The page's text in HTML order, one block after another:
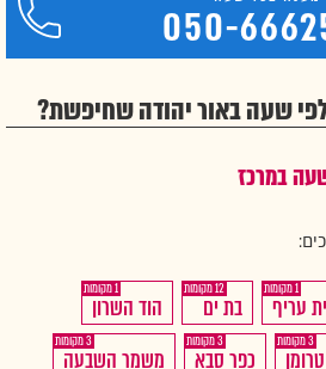
050-
שעה באור יהודה שחיפשת?
במרכז
עריף
1
חדרים
לפי
שעה
בת ים
12
חדרים
לפי
שעה
הוד השרון
1
3
חדרים
כפר סבא
3
חדרים
משמר השבעה
3